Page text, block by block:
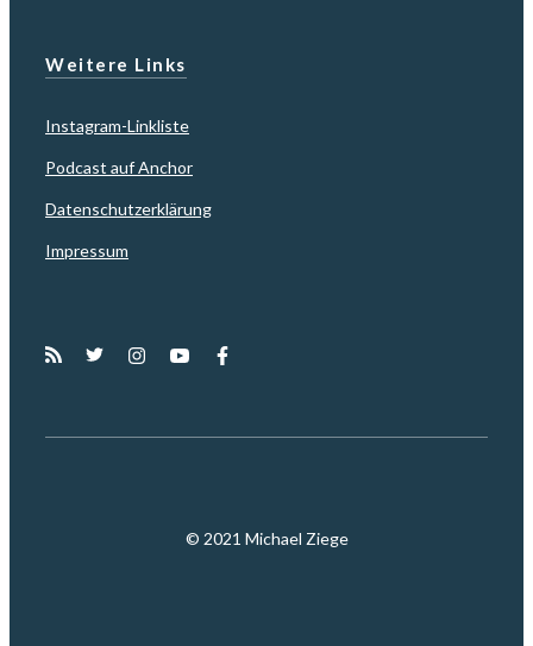
Weitere Links
Instagram-Linkliste
Podcast auf Anchor
Datenschutzerklärung
Impressum
© 2021 Michael Ziege